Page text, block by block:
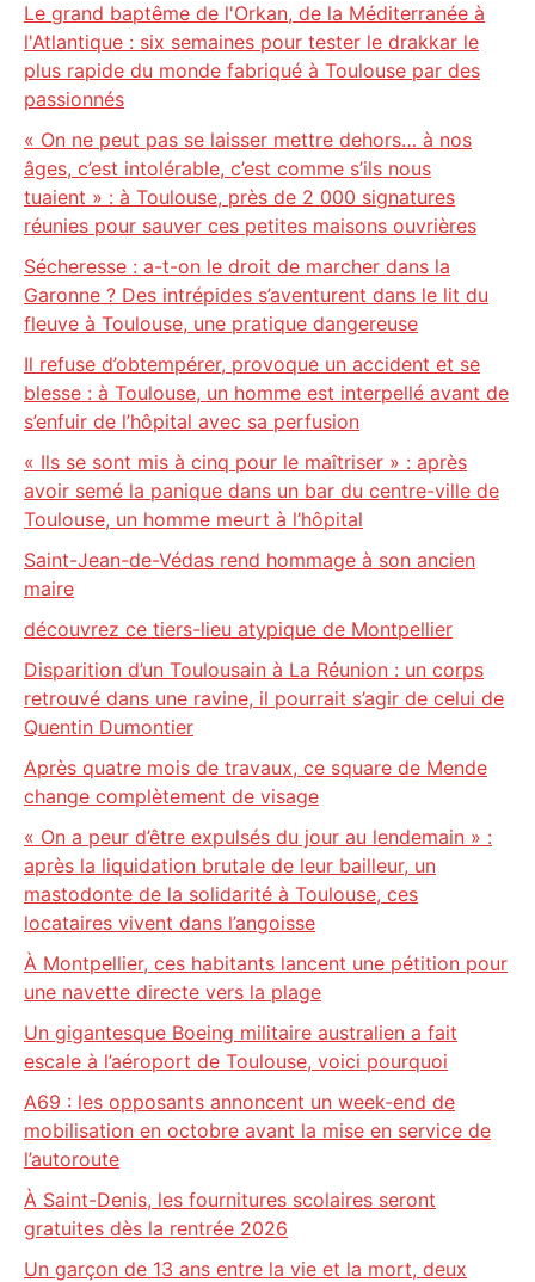
Le grand baptême de l'Orkan, de la Méditerranée à
l'Atlantique : six semaines pour tester le drakkar le
plus rapide du monde fabriqué à Toulouse par des
passionnés
« On ne peut pas se laisser mettre dehors… à nos
âges, c’est intolérable, c’est comme s’ils nous
tuaient » : à Toulouse, près de 2 000 signatures
réunies pour sauver ces petites maisons ouvrières
Sécheresse : a-t-on le droit de marcher dans la
Garonne ? Des intrépides s’aventurent dans le lit du
fleuve à Toulouse, une pratique dangereuse
Il refuse d’obtempérer, provoque un accident et se
blesse : à Toulouse, un homme est interpellé avant de
s’enfuir de l’hôpital avec sa perfusion
« Ils se sont mis à cinq pour le maîtriser » : après
avoir semé la panique dans un bar du centre-ville de
Toulouse, un homme meurt à l’hôpital
Saint-Jean-de-Védas rend hommage à son ancien
maire
découvrez ce tiers-lieu atypique de Montpellier
Disparition d’un Toulousain à La Réunion : un corps
retrouvé dans une ravine, il pourrait s’agir de celui de
Quentin Dumontier
Après quatre mois de travaux, ce square de Mende
change complètement de visage
« On a peur d’être expulsés du jour au lendemain » :
après la liquidation brutale de leur bailleur, un
mastodonte de la solidarité à Toulouse, ces
locataires vivent dans l’angoisse
À Montpellier, ces habitants lancent une pétition pour
une navette directe vers la plage
Un gigantesque Boeing militaire australien a fait
escale à l’aéroport de Toulouse, voici pourquoi
A69 : les opposants annoncent un week-end de
mobilisation en octobre avant la mise en service de
l’autoroute
À Saint-Denis, les fournitures scolaires seront
gratuites dès la rentrée 2026
Un garçon de 13 ans entre la vie et la mort, deux